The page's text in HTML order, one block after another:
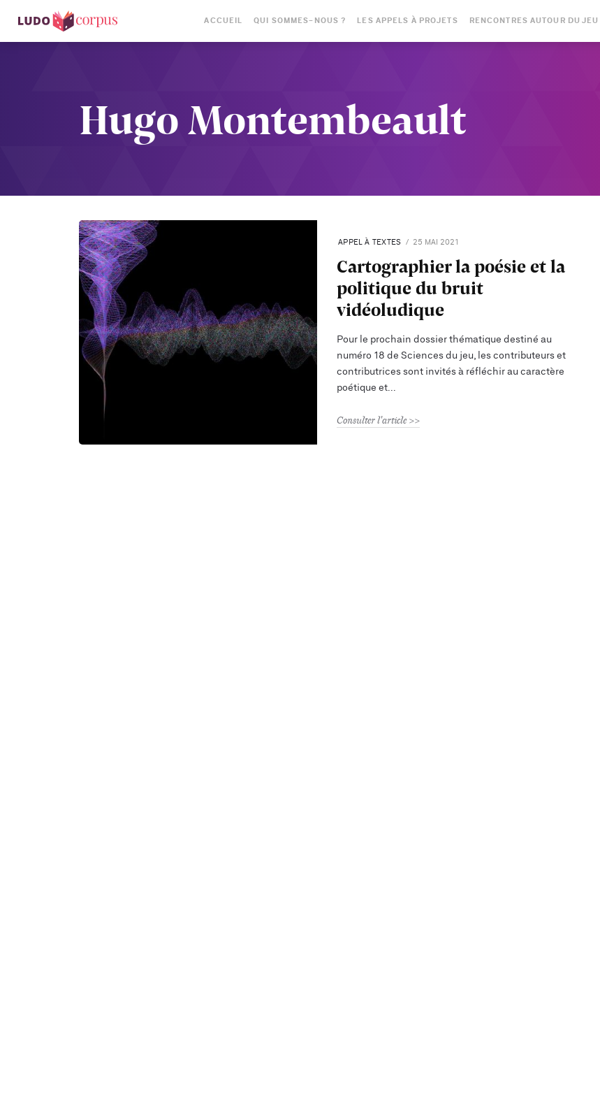
ACCUEIL QUI SOMMES-NOUS ? LES APPELS À PROJETS RENCONTRES AUTOUR DU JEU
Hugo Montembeault
APPEL À TEXTES 25 MAI 2021
Cartographier la poésie et la
politique du bruit
vidéoludique
Pour le prochain dossier thématique destiné au
numéro 18 de Sciences du jeu, les contributeurs et
contributrices sont invités à réfléchir au caractère
poétique et
Consulter l'article